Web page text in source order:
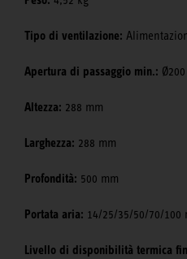
Tipo di ventilazione:
Apertura di passaggio min.:
Altezza: 288 mm
Larghezza: 288 mm
Profondità: 500 mm
Portata aria: 14/25/35/50/70/100
Livello di disponibilità termica